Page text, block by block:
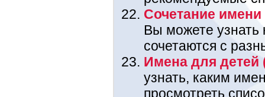
Сочетание имени
Вы можете узнать
сочетаются с
Имена для детей
узнать, каким
просмотреть